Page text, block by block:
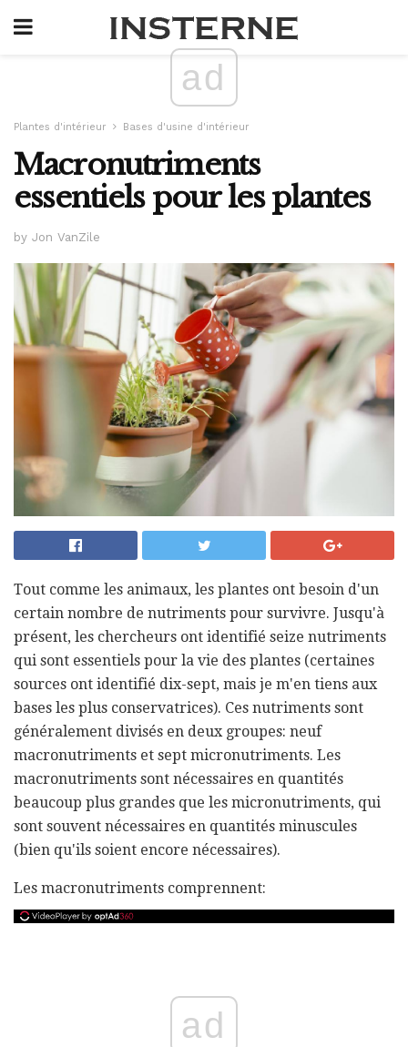
ad
Plantes d'intérieur Bases d'usine d'intérieur
Macronutriments
essentiels pour les plantes
by Jon VanZile
Tout comme les animaux, les plantes ont besoin d'un
certain nombre de nutriments pour survivre. Jusqu'à
présent, les chercheurs ont identifié seize nutriments
qui sont essentiels pour la vie des plantes (certaines
sources ont identifié dix-sept, mais je m'en tiens aux
bases les plus conservatrices). Ces nutriments sont
généralement divisés en deux groupes: neuf
macronutriments et sept micronutriments. Les
macronutriments sont nécessaires en quantités
beaucoup plus grandes que les micronutriments, qui
sont souvent nécessaires en quantités minuscules
(bien qu'ils soient encore nécessaires).
Les macronutriments comprennent:
ad